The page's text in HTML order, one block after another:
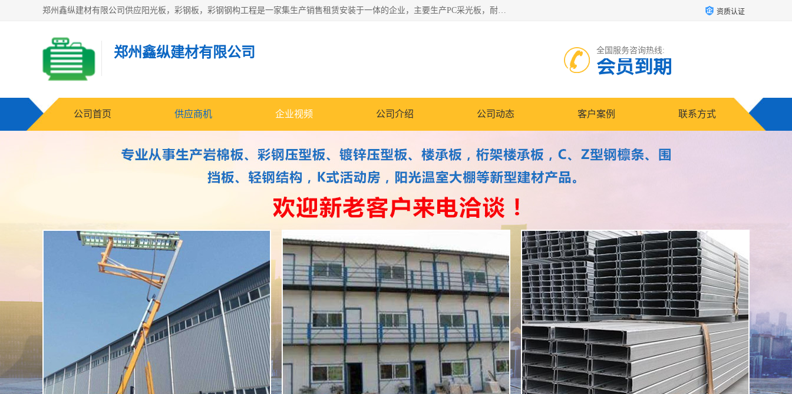
郑州鑫纵建材有限公司供应阳光板，彩钢板，彩钢钢构工程是一家集生产销售租赁安装于一体的企业，主要生产PC采光板，耐力板，仿古琉璃采光板，岩棉板、彩钢压型板、镀锌压型板、桁架楼承板，C、Z型钢檩条、围挡板、轻钢结构，阳光温室大棚等新型建材产品。公司旗下有多台移动式高空压瓦机租赁，承接全国各地业务，专业对外租赁各种型号压瓦机。 资质认证
郑州鑫纵建材有限公司 全国服务咨询热线:
会员到期
公司首页 供应商机 企业视频 公司介绍 公司动态 客户案例 联系方式